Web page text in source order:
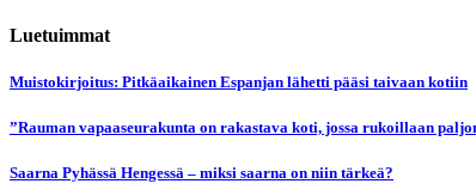
Luetuimmat
Muistokirjoitus: Pitkäaikainen Espanjan lähetti pääsi taivaan kotiin
”Rauman vapaaseurakunta on rakastava koti, jossa rukoillaan
Saarna Pyhässä Hengessä – miksi saarna on niin tärkeä?